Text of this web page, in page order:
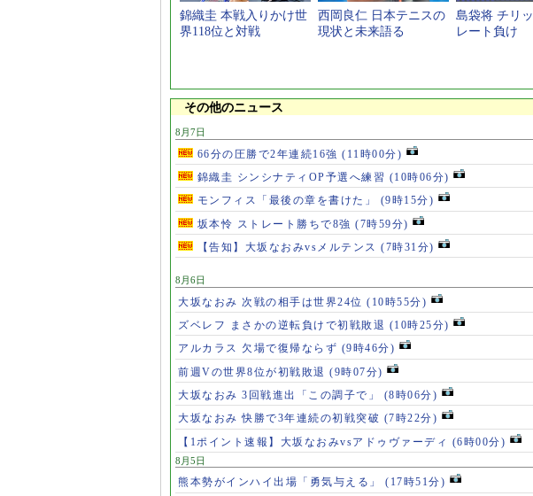
錦織圭 本戦入りかけ世
界118位と対戦
西岡良仁 日本テニスの
現状と未来語る
島袋将 チリ
レート負け
その他のニュース
8月7日
66分の圧勝で2年連続16強 (11時00分)
錦織圭 シンシナティOP予選へ練習 (10時06分)
モンフィス「最後の章を書けた」 (9時15分)
坂本怜 ストレート勝ちで8強 (7時59分)
【告知】大坂なおみvsメルテンス (7時31分)
8月6日
大坂なおみ 次戦の相手は世界24位 (10時55分)
ズベレフ まさかの逆転負けで初戦敗退 (10時25分)
アルカラス 欠場で復帰ならず (9時46分)
前週Vの世界8位が初戦敗退 (9時07分)
大坂なおみ 3回戦進出「この調子で」 (8時06分)
大坂なおみ 快勝で3年連続の初戦突破 (7時22分)
【1ポイント速報】大坂なおみvsアドゥヴァーディ (6時00分)
8月5日
熊本勢がインハイ出場「勇気与える」 (17時51分)